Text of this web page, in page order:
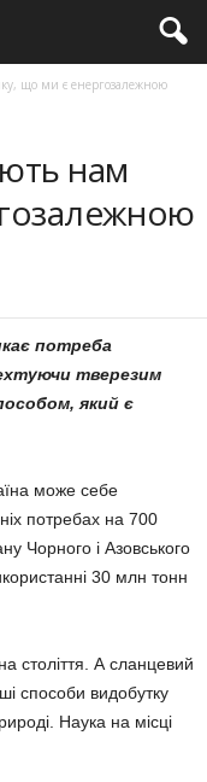
що ми є енергозалежною
нам
потреба
тверезим
який є
може себе
потребах на 700
Чорного і Азовського
30 млн тонн
століття. А сланцевий
способи видобутку
Наука на місці